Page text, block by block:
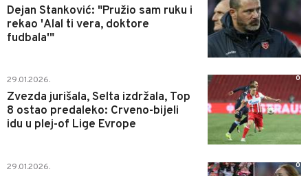
Dejan Stanković: "Pružio sam ruku i
rekao 'Alal ti vera, doktore
fudbala'"
29.01.2026.
Zvezda jurišala, Selta izdržala, Top
8 ostao predaleko: Crveno-bijeli
idu u plej-of Lige Evrope
0
29.01.2026. 0